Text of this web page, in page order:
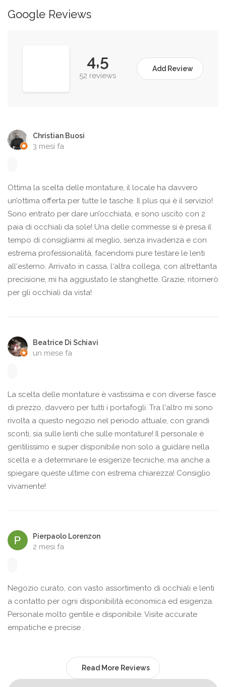
Google Reviews
4,5
52 reviews
Add Review
Christian Buosi
3 mesi fa
Ottima la scelta delle montature, il locale ha davvero
un’ottima offerta per tutte le tasche. Il plus qui è il servizio!
Sono entrato per dare un’occhiata, e sono uscito con 2
paia di occhiali da sole! Una delle commesse si è presa il
tempo di consigliarmi al meglio, senza invadenza e con
estrema professionalità, facendomi pure testare le lenti
all‘esterno. Arrivato in cassa, l‘altra collega, con altrettanta
precisione, mi ha aggiustato le stanghette. Grazie, ritornerò
per gli occhiali da vista!
Beatrice Di Schiavi
un mese fa
La scelta delle montature è vastissima e con diverse fasce
di prezzo, davvero per tutti i portafogli. Tra l'altro mi sono
rivolta a questo negozio nel periodo attuale, con grandi
sconti, sia sulle lenti che sulle montature! Il personale è
gentilissimo e super disponibile non solo a guidare nella
scelta e a determinare le esigenze tecniche, ma anche a
spiegare queste ultime con estrema chiarezza! Consiglio
vivamente!
Pierpaolo Lorenzon
2 mesi fa
Negozio curato, con vasto assortimento di occhiali e lenti
a contatto per ogni disponibilità economica ed esigenza.
Personale molto gentile e disponibile. Visite accurate
empatiche e precise .
Read More Reviews